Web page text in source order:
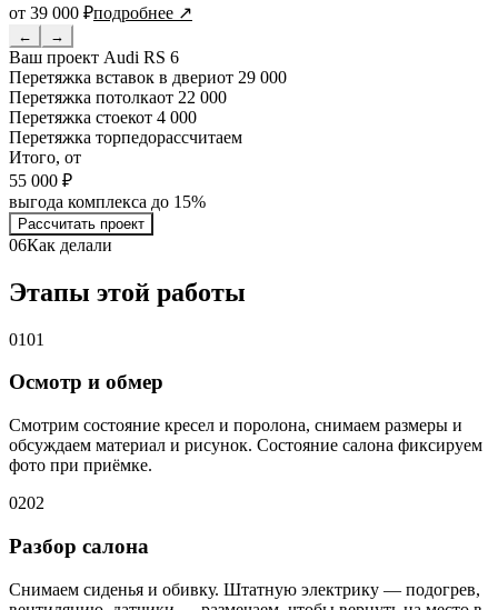
от 39 000 ₽подробнее ↗
← →
Ваш проект Audi RS 6
Перетяжка вставок в двериот 29 000
Перетяжка потолкаот 22 000
Перетяжка стоекот 4 000
Перетяжка торпедорассчитаем
Итого, от
55 000 ₽
выгода комплекса до 15%
Рассчитать проект
06Как делали
Этапы этой работы
0101
Осмотр и обмер
Смотрим состояние кресел и поролона, снимаем размеры и
обсуждаем материал и рисунок. Состояние салона фиксируем
фото при приёмке.
0202
Разбор салона
Снимаем сиденья и обивку. Штатную электрику — подогрев,